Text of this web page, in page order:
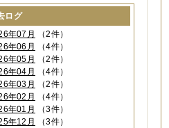
ログ
年07月
（2件）
年06月
（4件）
年05月
（2件）
年04月
（4件）
年03月
（2件）
年02月
（4件）
年01月
（3件）
年12月
（3件）